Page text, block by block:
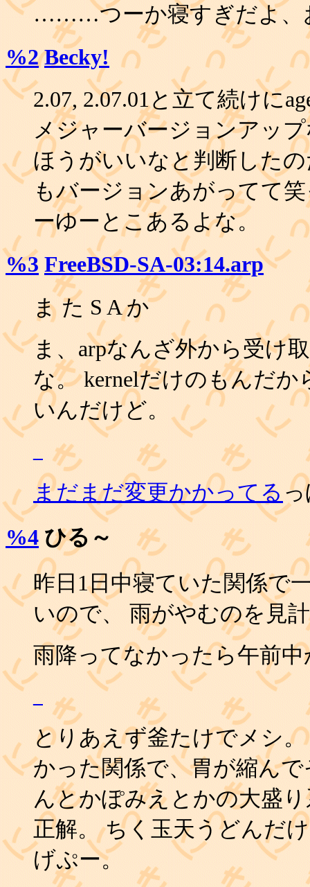
………つーか寝すぎだよ、
%2 Becky!
2.07, 2.07.01と立て続けに
メジャーバージョンアッ
ほうがいいなと判断した
もバージョンあがってて
ーゆーとこあるよな。
%3 FreeBSD-SA-03:14.arp
ま た S A か
ま、arpなんざ外から受け
な。 kernelだけのもんだ
いんだけど。
まだまだ変更かかってる
%4 ひる～
昨日1日中寝ていた関係で
いので、 雨がやむのを見
雨降ってなかったら午前
とりあえず釜たけでメシ
かった関係で、胃が縮ん
んとかぽみえとかの大盛
正解。 ちく玉天うどんだ
げぷー。